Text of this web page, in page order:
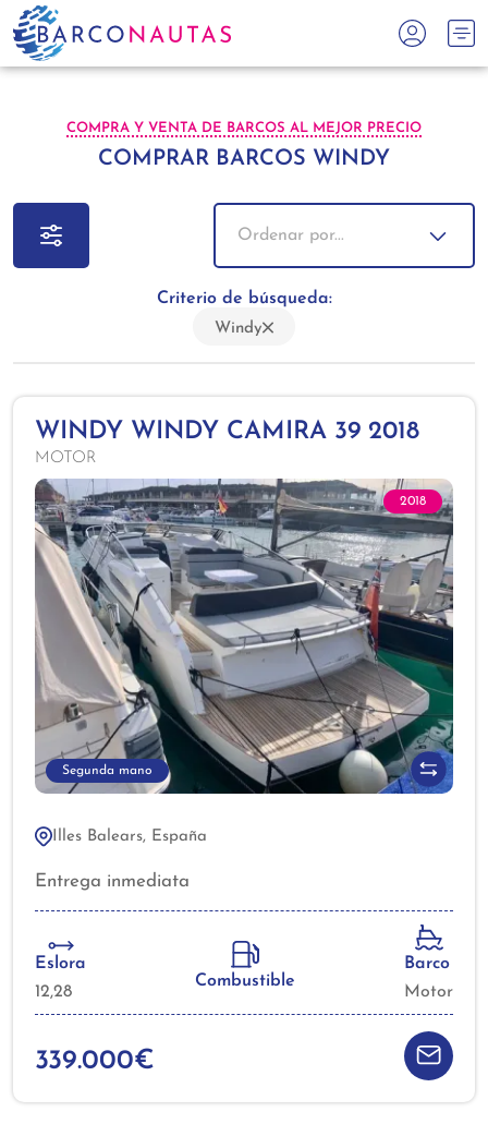
COMPRA Y VENTA DE BARCOS AL MEJOR PRECIO
COMPRAR BARCOS WINDY
Criterio de búsqueda:
Windy
Ordenar por...
2018
Segunda mano
WINDY WINDY CAMIRA 39 2018
MOTOR
Illes Balears, España
339.000€
Entrega inmediata
Eslora
12,28
Combustible
Barco
Motor